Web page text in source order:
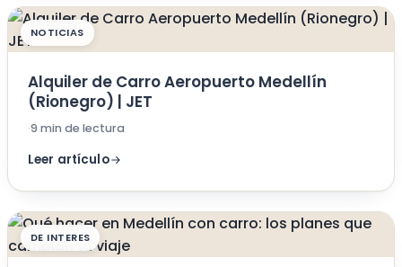
NOTICIAS
Alquiler de Carro Aeropuerto Medellín
(Rionegro) | JET
·9 min de lectura
Leer artículo
DE INTERES